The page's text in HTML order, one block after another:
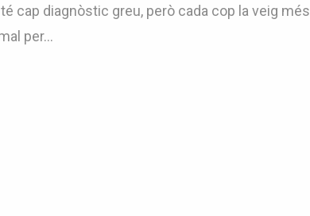
cap diagnòstic greu, però cada cop la veig més
per...